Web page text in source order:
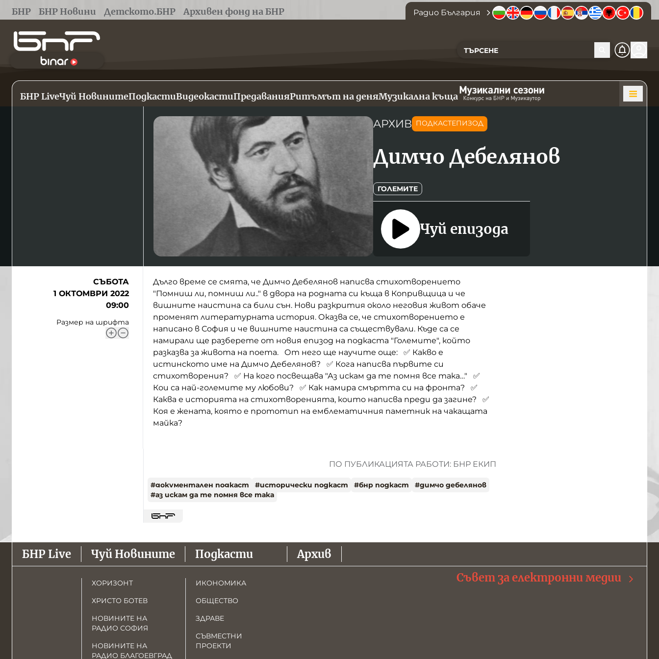
БНР БНР Новини Детското.БНР Архивен фонд на БНР Радио България
БНР LiveЧуй НовинитеПодкастиВидеокастиПредаванияРитъмът на деняМузикална къща
АРХИВ ПОДКАСТЕПИЗОД
Димчо Дебелянов
ГОЛЕМИТЕ
Чуй епизода
СЪБОТА
1 ОКТОМВРИ 2022
09:00
Размер на шрифта
Дълго време се смята, че Димчо Дебелянов написва стихотворението
"Помниш ли, помниш ли.." в двора на родната си къща в Копривщица и че
вишните наистина са били сън. Нови разкрития около неговия живот обаче
променят литературната история. Оказва се, че стихотворението е
написано в София и че вишните наистина са съществували. Къде са се
намирали ще разберете от новия епизод на подкаста "Големите", който
разказва за живота на поета. От него ще научите още: ✅ Какво е
истинското име на Димчо Дебелянов? ✅ Кога написва първите си
стихотворения? ✅ На кого посвещава "Аз искам да те помня все така…" ✅
Кои са най-големите му любови? ✅ Как намира смъртта си на фронта? ✅
Каква е историята на стихотворенията, които написва преди да загине? ✅
Коя е жената, която е прототип на емблематичния паметник на чакащата
майка?
ПО ПУБЛИКАЦИЯТА РАБОТИ: БНР ЕКИП
#документален подкаст #исторически подкаст #бнр подкаст #димчо дебелянов
#аз искам да те помня все така
БНР Live Чуй Новините
ХОРИЗОНТ
ХРИСТО БОТЕВ
НОВИНИТЕ НА
РАДИО СОФИЯ
НОВИНИТЕ НА
РАДИО БЛАГОЕВГРАД
Подкасти
ИКОНОМИКА
ОБЩЕСТВО
ЗДРАВЕ
СЪВМЕСТНИ
ПРОЕКТИ
Архив
Съвет за електронни медии